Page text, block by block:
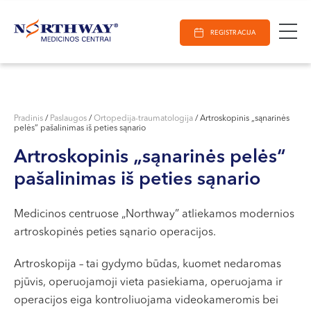
Darbo laikas
Darbo laikas:
I-V 07:30 - 20:30
VI 09:00 - 15:00
Kaunas
Miško g. 25A
Darbo laikas:
I-V 08:00 - 20:00
VI 09:00 - 15:00
Paieška REGISTRACIJA
E-Registracija
Pradinis / Paslaugos / Ortopedija-traumatologija / Artroskopinis „sąnarinės
pelės“ pašalinimas iš peties sąnario
Artroskopinis „sąnarinės pelės“
pašalinimas iš peties sąnario
Medicinos centruose „Northway” atliekamos modernios
artroskopinės peties sąnario operacijos.
Artroskopija – tai gydymo būdas, kuomet nedaromas
pjūvis, operuojamoji vieta pasiekiama, operuojama ir
operacijos eiga kontroliuojama videokameromis bei